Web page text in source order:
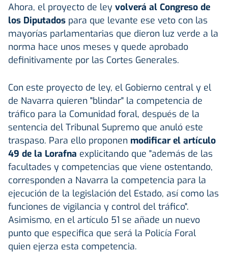
Ahora, el proyecto de ley volverá al Congreso de
los Diputados para que levante ese veto con las
mayorías parlamentarias que dieron luz verde a la
norma hace unos meses y quede aprobado
definitivamente por las Cortes Generales.
Con este proyecto de ley, el Gobierno central y el
de Navarra quieren "blindar" la competencia de
tráfico para la Comunidad foral, después de la
sentencia del Tribunal Supremo que anuló este
traspaso. Para ello proponen modificar el artículo
49 de la Lorafna explicitando que "además de las
facultades y competencias que viene ostentando,
corresponden a Navarra la competencia para la
ejecución de la legislación del Estado, así como las
funciones de vigilancia y control del tráfico".
Asimismo, en el artículo 51 se añade un nuevo
punto que especifica que será la Policía Foral
quien ejerza esta competencia.